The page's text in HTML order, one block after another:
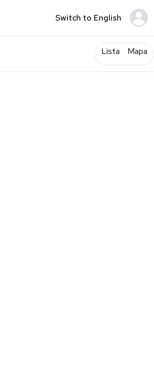
Switch to English
Lista Mapa